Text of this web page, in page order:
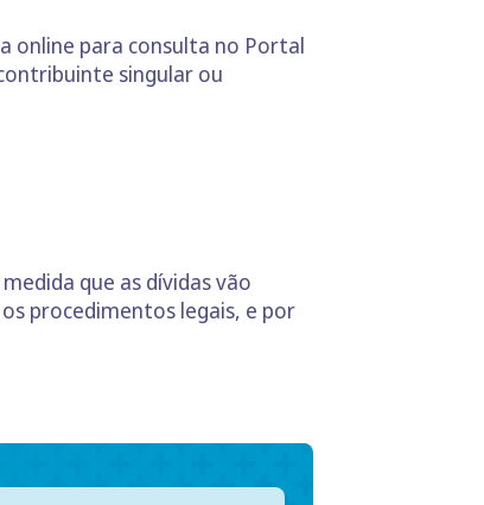
online para consulta no Portal
singular ou
que as dívidas vão
procedimentos legais, e por